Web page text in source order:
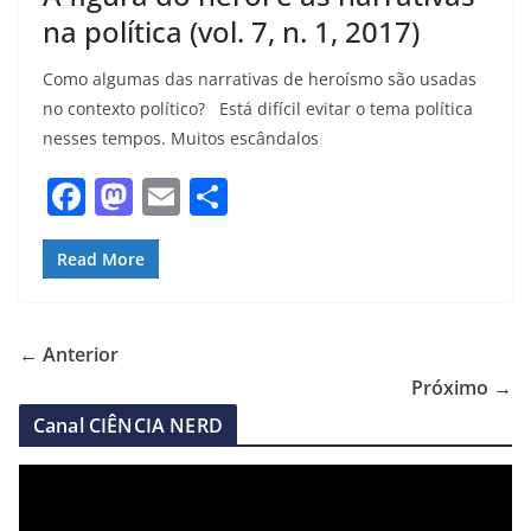
na política (vol. 7, n. 1, 2017)
Como algumas das narrativas de heroísmo são usadas
no contexto político? Está difícil evitar o tema política
nesses tempos. Muitos escândalos
F
a
c
b
o
k
M
a
st
n
E
Read More
← Anterior
Próximo →
Canal CIÊNCIA NERD